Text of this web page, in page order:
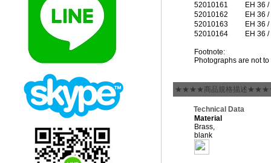
52010161
EH 36
52010162
EH 36
52010163
EH 36
52010164
EH 36
Footnote:
Photographs are not
★★★★商品規格描述
Technical Data
Material
Brass,
blank